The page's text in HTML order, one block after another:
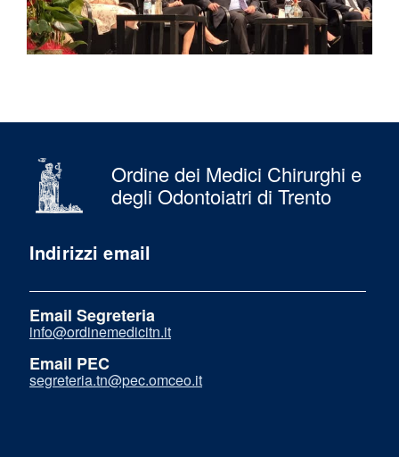
Ordine dei Medici Chirurghi e
degli Odontoiatri di Trento
Indirizzi email
Email Segreteria
info@ordinemedicitn.it
Email PEC
segreteria.tn@pec.omceo.it